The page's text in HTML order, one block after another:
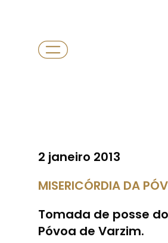
2 janeiro 2013
MISERICÓRDIA DA
Tomada de posse
Póvoa de Varzim.